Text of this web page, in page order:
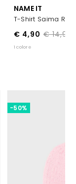
NAME IT
T-Shirt Saima
€ 14,99
€ 4,90
1 colore
-50%